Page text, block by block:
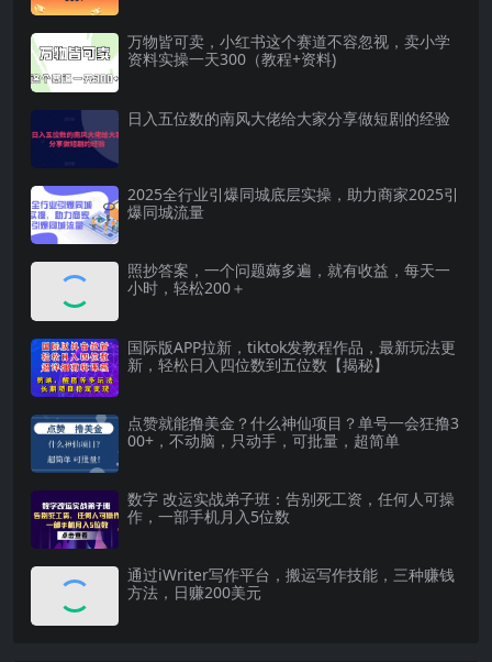
万物皆可卖，小红书这个赛道不容忽视，卖小学
资料实操一天300（教程+资料)
日入五位数的南风大佬给大家分享做短剧的经验
2025全行业引爆同城底层实操，助力商家2025引
爆同城流量
照抄答案，一个问题薅多遍，就有收益，每天一
小时，轻松200＋
国际版APP拉新，tiktok发教程作品，最新玩法更
新，轻松日入四位数到五位数【揭秘】
点赞就能撸美金？什么神仙项目？单号一会狂撸3
00+，不动脑，只动手，可批量，超简单
数字 改运实战弟子班：告别死工资，任何人可操
作，一部手机月入5位数
通过iWriter写作平台，搬运写作技能，三种赚钱
方法，日赚200美元